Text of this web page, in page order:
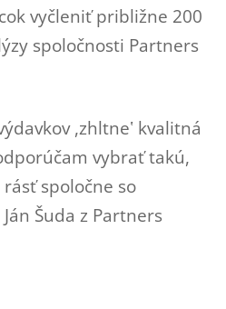
vyčleniť približne 200
spoločnosti Partners
,zhltneʽ kvalitná
vybrať takú,
spoločne so
Šuda z Partners